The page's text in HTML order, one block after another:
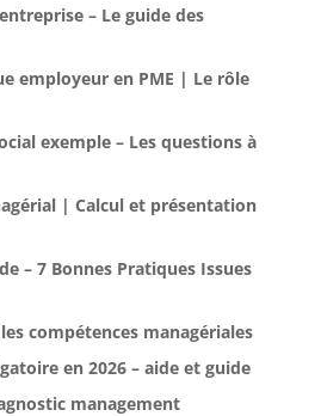
– Le guide des
employeur en PME | Le rôle
exemple – Les questions à
| Calcul et présentation
– 7 Bonnes Pratiques Issues
compétences managériales
en 2026 – aide et guide
management